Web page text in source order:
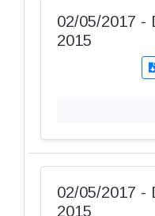
02/05/2017 -
2015
02/05/2017 -
2015